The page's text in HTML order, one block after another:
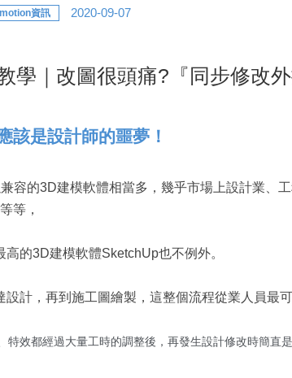
資訊 2020-09-07
學｜改圖很頭痛?『同步修改
該是設計師的噩夢！
容的3D建模軟體相當多，幾乎市場上設計業、
等，
高的3D建模軟體SketchUp也不例外。
設計，再到施工圖繪製，這整個流程從業人員最
特效都經過大量工時的調整後，再發生設計修改時簡直